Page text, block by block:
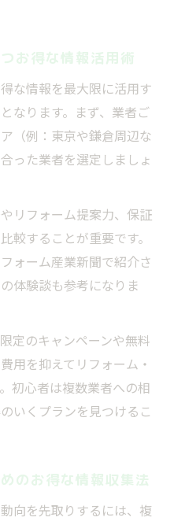
お得な情報活用術
な情報を最大限に活用す
なります。まず、業者ご
（例：東京や鎌倉周辺な
った業者を選定しましょ
リフォーム提案力、保証
較することが重要です。
ォーム産業新聞で紹介さ
体験談も参考になりま
定のキャンペーンや無料
用を抑えてリフォーム・
初心者は複数業者への相
いくプランを見つけるこ
のお得な情報収集法
向を先取りするには、複